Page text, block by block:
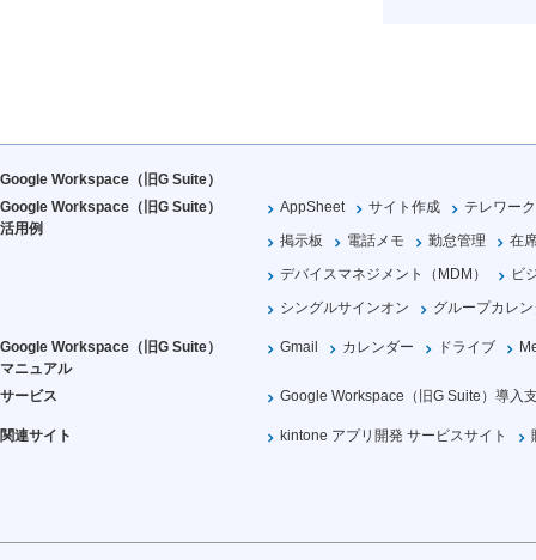
Google Workspace（旧G Suite）
Google Workspace（旧G Suite）
活用例
AppSheet サイト作成
テレワーク
掲示板
電話メモ 勤怠管理
在
デバイスマネジメント（MDM）
ビ
シングルサインオン
グループカレ
Google Workspace（旧G Suite）
マニュアル
Gmail カレンダー ドライブ
サービス Google Workspace（旧G Suite）導入
関連サイト kintone アプリ開発 サービスサイト